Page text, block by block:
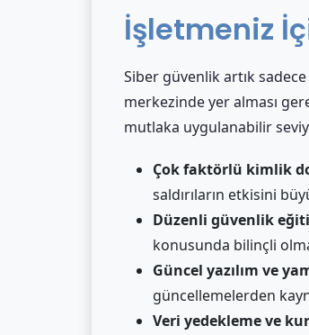
İşletmeniz
Siber güvenlik artık
merkezinde yer alması
mutlaka uygulanabilir
Çok faktörlü kimlik
saldırıların etkisini
Düzenli güvenlik
konusunda bilinçli
Güncel yazılım ve
güncellemelerden
Veri yedekleme ve